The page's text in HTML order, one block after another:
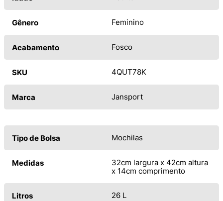
Gênero Feminino
Acabamento Fosco
SKU 4QUT78K
Marca Jansport
Tipo de Bolsa Mochilas
Medidas
32cm largura x 42cm altura
x 14cm comprimento
Litros 26 L